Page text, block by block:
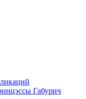
Габурич